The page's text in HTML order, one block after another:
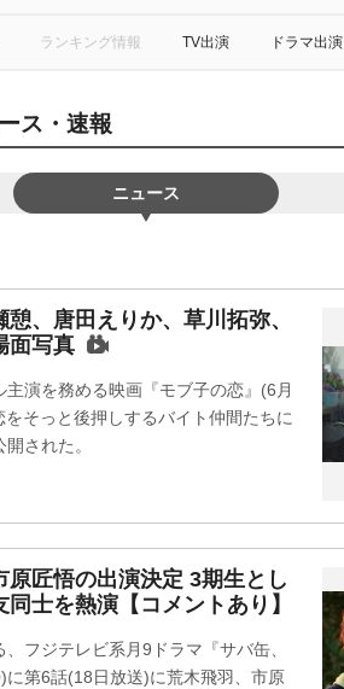
ランキング情報 TV出演 ドラマ出演
ス・速報
ニュース
、唐田えりか、草川拓弥、
面写真
演を務める映画『モブ子の恋』(6月
そっと後押しするバイト仲間たちに
された。
原匠悟の出演決定 3期生とし
士を熱演【コメントあり】
フジテレビ系月9ドラマ『サバ缶、
第6話(18日放送)に荒木飛羽、市原